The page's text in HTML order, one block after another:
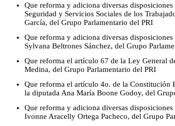
Que reforma y adiciona diversas
Seguridad y Servicios Sociales de los
García, del Grupo Parlamentario del PRI
Que reforma y adiciona diversas
Sylvana Beltrones Sánchez, del Grupo
Que reforma el artículo 67 de la Ley General
Medina, del Grupo Parlamentario del PRI
Que reforma el artículo 4o. de la Constitución
la diputada Ana María Boone Godoy, del
Que reforma y adiciona diversas
Ivonne Aracelly Ortega Pacheco, del Grupo